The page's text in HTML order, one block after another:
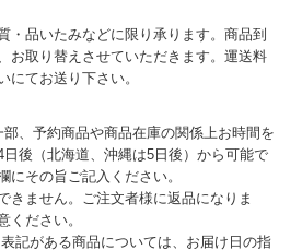
・品いたみなどに限り承ります。商品到
お取り替えさせていただきます。運送料
にてお送り下さい。
、予約商品や商品在庫の関係上お時間を
後（北海道、沖縄は5日後）から可能で
その旨ご記入ください。
ません。ご注文者様に返品になりま
ください。
記がある商品については、お届け日の指